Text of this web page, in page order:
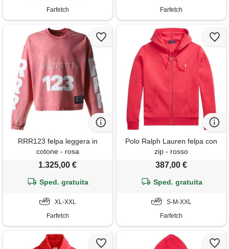
Farfetch
Farfetch
RRR123 felpa leggera in
cotone - rosa
1.325,00 €
Sped. gratuita
XL-XXL
Farfetch
Polo Ralph Lauren felpa con
zip - rosso
387,00 €
Sped. gratuita
S-M-XXL
Farfetch